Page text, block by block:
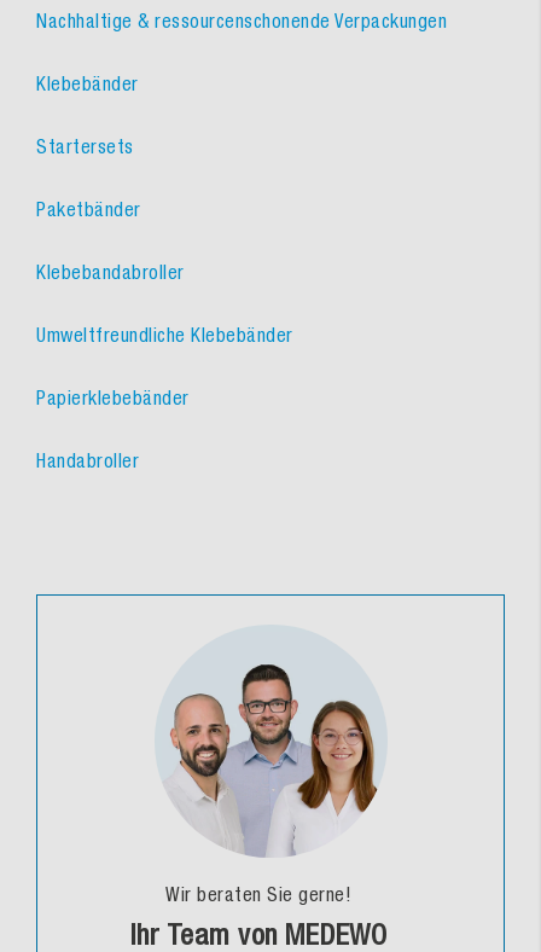
Nachhaltige & ressourcenschonende Verpackungen
Klebebänder
Startersets
Paketbänder
Klebebandabroller
Umweltfreundliche Klebebänder
Papierklebebänder
Handabroller
Wir beraten Sie gerne!
Ihr Team von MEDEWO